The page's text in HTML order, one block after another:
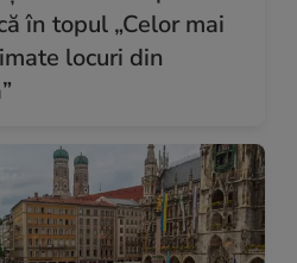
în topul „Celor mai
locuri din